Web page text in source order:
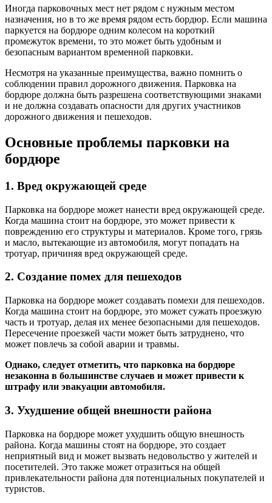
Иногда парковочных мест нет рядом с нужным местом
назначения, но в то же время рядом есть бордюр. Если машина
паркуется на бордюре одним колесом на короткий
промежуток времени, то это может быть удобным и
безопасным вариантом временной парковки.
Несмотря на указанные преимущества, важно помнить о
соблюдении правил дорожного движения. Парковка на
бордюре должна быть разрешена соответствующими знаками
и не должна создавать опасности для других участников
дорожного движения и пешеходов.
Основные проблемы парковки на
бордюре
1. Вред окружающей среде
Парковка на бордюре может нанести вред окружающей среде.
Когда машина стоит на бордюре, это может привести к
повреждению его структуры и материалов. Кроме того, грязь
и масло, вытекающие из автомобиля, могут попадать на
тротуар, причиняя вред окружающей среде.
2. Создание помех для пешеходов
Парковка на бордюре может создавать помехи для пешеходов.
Когда машина стоит на бордюре, это может сужать проезжую
часть и тротуар, делая их менее безопасными для пешеходов.
Пересечение проезжей части может быть затруднено, что
может повлечь за собой аварии и травмы.
Однако, следует отметить, что парковка на бордюре
незаконна в большинстве случаев и может привести к
штрафу или эвакуации автомобиля.
3. Ухудшение общей внешности района
Парковка на бордюре может ухудшить общую внешность
района. Когда машины стоят на бордюре, это создает
неприятный вид и может вызвать недовольство у жителей и
посетителей. Это также может отразиться на общей
привлекательности района для потенциальных покупателей и
туристов.